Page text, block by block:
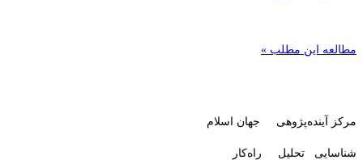
مطالعه این مطلب »
مرکز آینده‌پژوهی جهان اسلام
شناسایی تحلیل راه‌کار